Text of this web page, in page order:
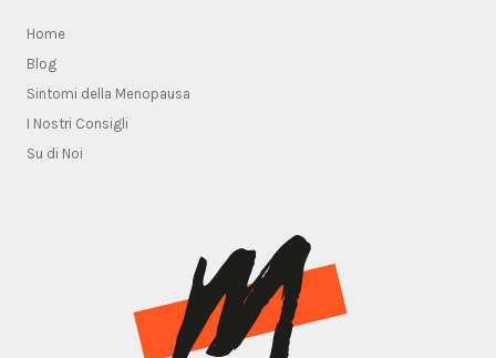
Home
Blog
Sintomi della Menopausa
I Nostri Consigli
Su di Noi